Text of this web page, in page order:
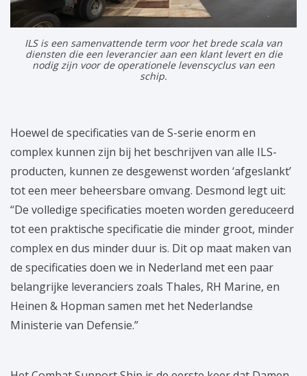
ILS is een samenvattende term voor het brede scala van
diensten die een leverancier aan een klant levert en die
nodig zijn voor de operationele levenscyclus van een
schip.
Hoewel de specificaties van de S-serie enorm en
complex kunnen zijn bij het beschrijven van alle ILS-
producten, kunnen ze desgewenst worden ‘afgeslankt’
tot een meer beheersbare omvang. Desmond legt uit:
“De volledige specificaties moeten worden gereduceerd
tot een praktische specificatie die minder groot, minder
complex en dus minder duur is. Dit op maat maken van
de specificaties doen we in Nederland met een paar
belangrijke leveranciers zoals Thales, RH Marine, en
Heinen & Hopman samen met het Nederlandse
Ministerie van Defensie.”